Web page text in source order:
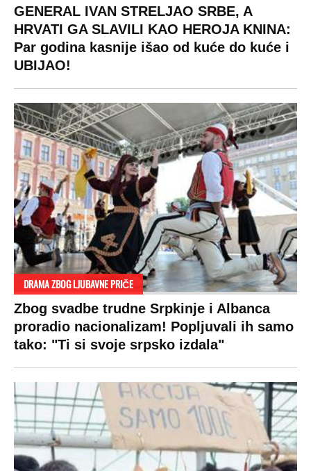
RAJ!
Žene u Srbiji su poludele za njima,
ogledaju se, bacaju pare: Ovde bunde
koštaju 100 evra, a neke i 2.000 dinara!